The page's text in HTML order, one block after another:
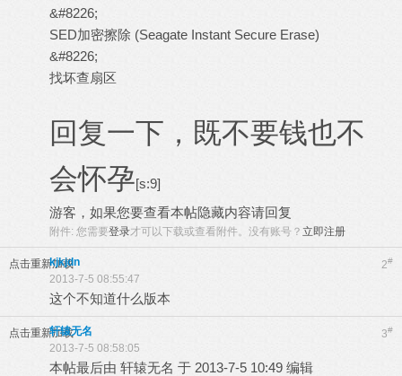
&#8226;
SED加密擦除 (Seagate Instant Secure Erase)
&#8226;
找坏查扇区
回复一下，既不要钱也不
会怀孕[s:9]
游客，如果您要查看本帖隐藏内容请回复
附件: 您需要登录才可以下载或查看附件。没有账号？ 立即注册
点击重新加载 2#
kjkjdn
2013-7-5 08:55:47
这个不知道什么版本
点击重新加载 3#
轩辕无名
2013-7-5 08:58:05
本帖最后由 轩辕无名 于 2013-7-5 10:49 编辑